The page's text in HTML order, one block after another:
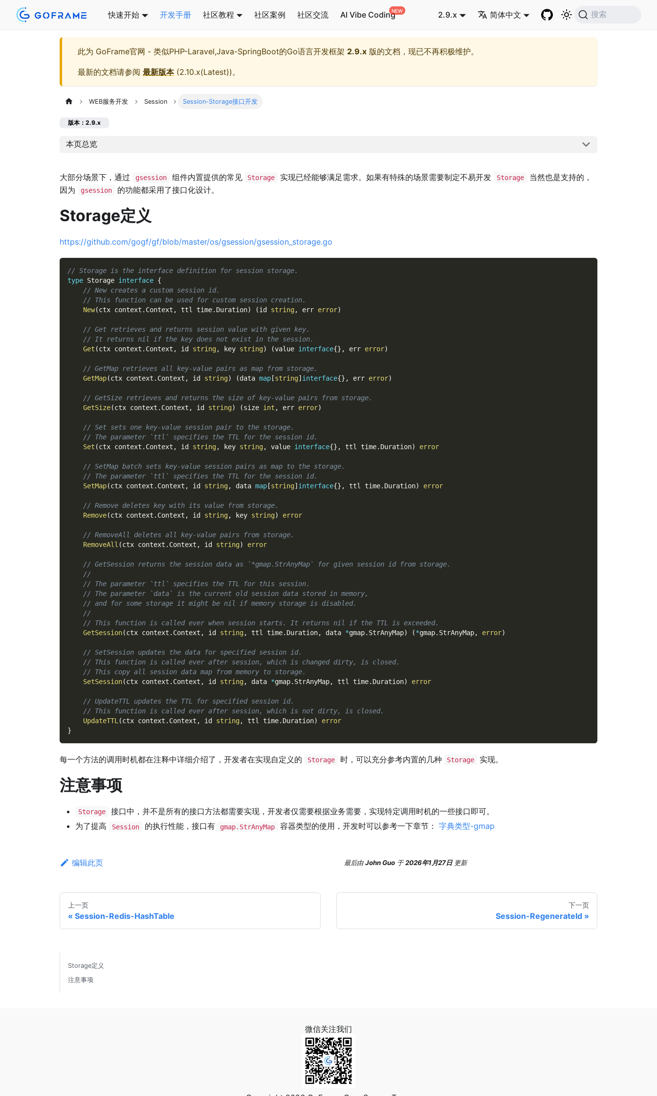
快速开始 开发手册 社区教程 社区案例 社区交流 AI Vibe Coding 2.9.x 简体中文 搜索
此为 GoFrame官网 - 类似PHP-Laravel,Java-SpringBoot的Go语言开发框架 2.9.x 版的文档，现已不再积极维护。
最新的文档请参阅 最新版本(2.10.x(Latest))。
WEB服务开发 Session Session-Storage接口开发
版本：2.9.x
本页总览
大部分场景下，通过 gsession 组件内置提供的常见 Storage 实现已经能够满足需求。如果有特殊的场景需要制定不易开发 Storage
当然也是支持的，
因为
gsession 的功能都采用了接口化设计。
Storage定义
https://github.com/gogf/gf/blob/master/os/gsession/gsession_storage.go
// Storage is the interface definition for session storage.
type Storage interface {
// New creates a custom session id.
// This function can be used for custom session creation.
New(ctx context . Context , ttl time. Duration) (id string, err error)
// Get retrieves and returns session value with given key.
// It returns nil if the key does not exist in the session.
Get (ctx context . Context , id string, key string) (value interface{} , err error)
// GetMap retrieves all key-value pairs as map from storage.
GetMap(ctx context . Context , id string) (data map [string] interface{} , err error)
// GetSize retrieves and returns the size of key-value pairs from storage.
GetSize(ctx context . Context , id string) (size int , err error)
// Set sets one key-value session pair to the storage.
// The parameter `ttl` specifies the TTL for the session id.
Set (ctx context . Context , id string, key string, value interface{} , ttl time. Duration) error
// SetMap batch sets key-value session pairs as map to the storage.
// The parameter `ttl` specifies the TTL for the session id.
SetMap(ctx context . Context , id string, data map [string] interface{} , ttl time. Duration) error
// Remove deletes key with its value from storage.
Remove(ctx context . Context , id string, key string) error
// RemoveAll deletes all key-value pairs from storage.
RemoveAll (ctx context . Context , id string) error
// GetSession returns the session data as `*gmap.StrAnyMap` for given session id from storage.
//
// The parameter `ttl` specifies the TTL for this session.
// The parameter `data` is the current old session data stored in memory,
// and for some storage it might be nil if memory storage is disabled.
//
// This function is called ever when session starts. It returns nil if the TTL is exceeded.
GetSession(ctx context . Context , id string, ttl time. Duration, data *gmap. StrAnyMap) (*gmap. StrAnyMap, error)
// SetSession updates the data for specified session id.
// This function is called ever after session, which is changed dirty, is closed.
// This copy all session data map from memory to storage.
SetSession(ctx context . Context , id string, data *gmap. StrAnyMap, ttl time. Duration) error
// UpdateTTL updates the TTL for specified session id.
// This function is called ever after session, which is not dirty, is closed.
UpdateTTL (ctx context . Context , id string, ttl time. Duration)
error
}
每一个方法的调用时机都在注释中详细介绍了，开发者在实现自定义的 Storage 时，可以充分参考内置的几种 Storage 实现。
注意事项
Storage
接口中，并不是所有的接口方法都需要实现，开发者仅需要根据业务需要，实现特定调用时机的一些接口即可。
为了提高
Session 的执行性能，接口有 gmap.StrAnyMap 容器类型的使用，开发时可以参考一下章节： 字典类型-gmap
编辑此页 最后由John Guo 于2026年1月27日 更新
上一页
Session-Redis-HashTable
下一页
Session-RegenerateId
Storage定义
注意事项
微信关注我们